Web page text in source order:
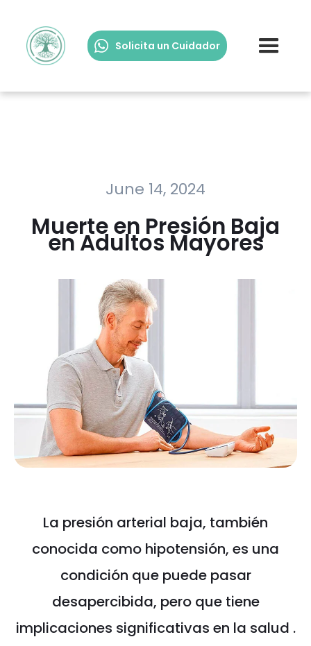
Solicita un Cuidador
June 14, 2024
Muerte en Presión Baja
en Adultos Mayores
La presión arterial baja, también
conocida como hipotensión, es una
condición que puede pasar
desapercibida, pero que tiene
implicaciones significativas en la salud .